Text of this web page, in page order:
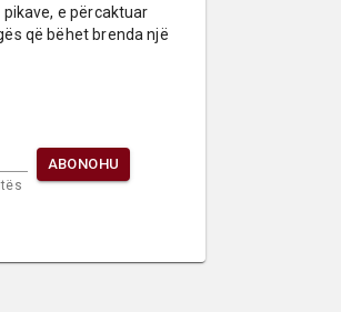
e përcaktuar
që bëhet brenda një
ABONOHU